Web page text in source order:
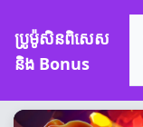
ប្រូម៉ូសិនពិសេស
និង Bonus